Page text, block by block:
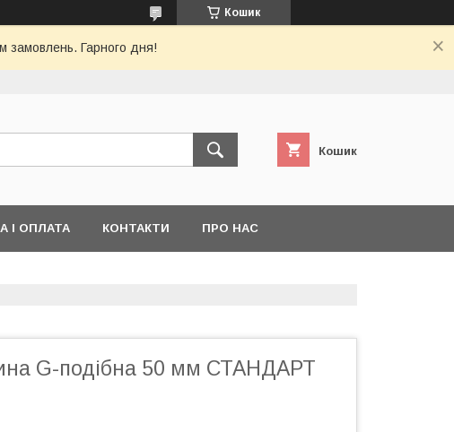
Кошик
замовлень. Гарного дня!
Кошик
І ОПЛАТА КОНТАКТИ ПРО НАС
G-подібна 50 мм СТАНДАРТ